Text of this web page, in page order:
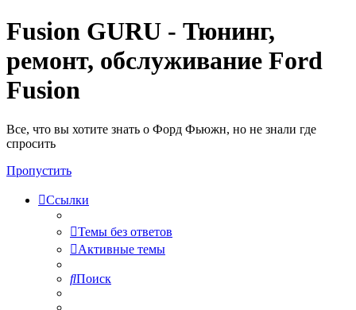
Fusion GURU - Тюнинг,
ремонт, обслуживание Ford
Fusion
Все, что вы хотите знать о Форд Фьюжн, но не знали где
спросить
Пропустить
Ссылки
Темы без ответов
Активные темы
Поиск